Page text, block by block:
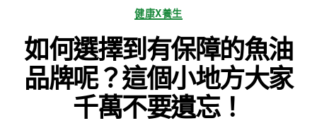
分
類
健康X養生
如何選擇到有保障的魚油
品牌呢？這個小地方大家
千萬不要遺忘！